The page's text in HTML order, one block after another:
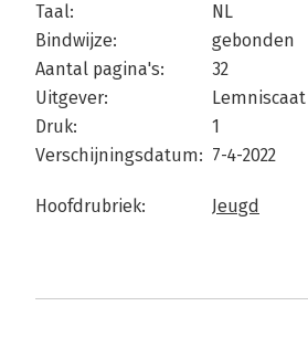
Taal:
NL
Bindwijze:
gebonden
Aantal pagina's:
32
Uitgever:
Druk:
1
Verschijningsdatum: 7-4-2022
Hoofdrubriek: Jeugd